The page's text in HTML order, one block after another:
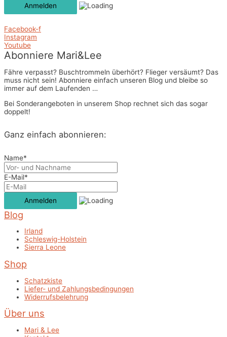
Facebook-f
Instagram
Youtube
Abonniere Mari&Lee
Fähre verpasst? Buschtrommeln überhört? Flieger versäumt? Das
muss nicht sein! Abonniere einfach unseren Blog und bleibe so
immer auf dem Laufenden …
Bei Sonderangeboten in unserem Shop rechnet sich das sogar
doppelt!
Ganz einfach abonnieren:
Name*
E-Mail*
Blog
Irland
Schleswig-Holstein
Sierra Leone
Shop
Schatzkiste
Liefer- und Zahlungsbedingungen
Widerrufsbelehrung
Über uns
Mari & Lee